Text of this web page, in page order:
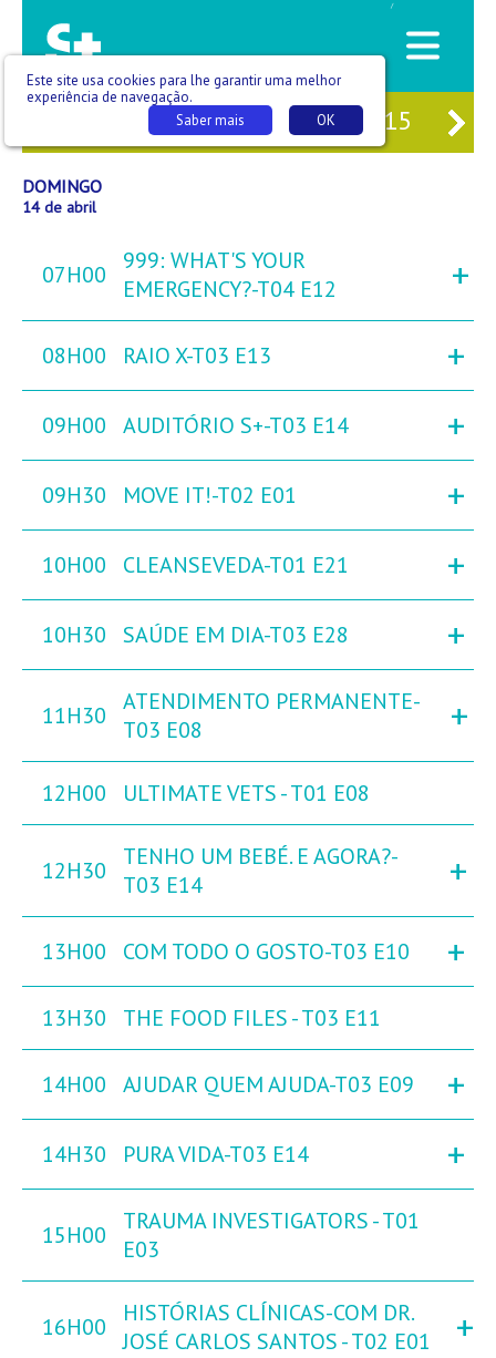
/
13 DOM 14 SEG 15
DOMINGO
14 de abril
07H00
999: WHAT'S YOUR
EMERGENCY?-T04 E12
+
08H00 RAIO X-T03 E13 +
09H00 AUDITÓRIO S+-T03 E14 +
09H30 MOVE IT!-T02 E01 +
10H00 CLEANSEVEDA-T01 E21 +
10H30 SAÚDE EM DIA-T03 E28 +
11H30
ATENDIMENTO PERMANENTE-
T03 E08
+
12H00 ULTIMATE VETS - T01 E08
12H30
TENHO UM BEBÉ. E AGORA?-
T03 E14
+
13H00 COM TODO O GOSTO-T03 E10 +
13H30 THE FOOD FILES - T03 E11
14H00 AJUDAR QUEM AJUDA-T03 E09 +
14H30 PURA VIDA-T03 E14 +
15H00
TRAUMA INVESTIGATORS - T01
E03
16H00
HISTÓRIAS CLÍNICAS-COM DR.
JOSÉ CARLOS SANTOS - T02 E01
+
Este site usa cookies para lhe garantir uma melhor
experiência de navegação.
OK
Saber mais